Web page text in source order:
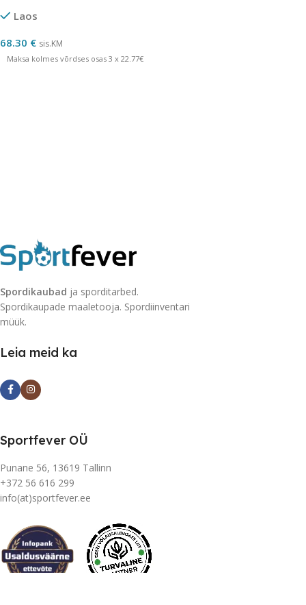
Laos
68.30 € sis.KM
Maksa kolmes võrdses osas 3 x 22.77€
Spordikaubad ja sporditarbed.
Spordikaupade maaletooja. Spordiinventari
müük.
Leia meid ka
Sportfever OÜ
Punane 56, 13619 Tallinn
+372 56 616 299
info(at)sportfever.ee